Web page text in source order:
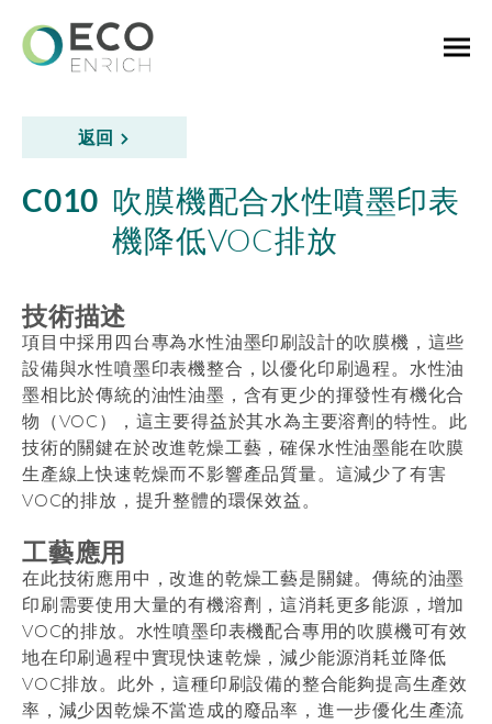
返回
C010 吹膜機配合水性噴墨印表
機降低VOC排放
技術描述
項目中採用四台專為水性油墨印刷設計的吹膜機，這些
設備與水性噴墨印表機整合，以優化印刷過程。水性油
墨相比於傳統的油性油墨，含有更少的揮發性有機化合
物（VOC），這主要得益於其水為主要溶劑的特性。此
技術的關鍵在於改進乾燥工藝，確保水性油墨能在吹膜
生產線上快速乾燥而不影響產品質量。這減少了有害
VOC的排放，提升整體的環保效益。
工藝應用
在此技術應用中，改進的乾燥工藝是關鍵。傳統的油墨
印刷需要使用大量的有機溶劑，這消耗更多能源，增加
VOC的排放。水性噴墨印表機配合專用的吹膜機可有效
地在印刷過程中實現快速乾燥，減少能源消耗並降低
VOC排放。此外，這種印刷設備的整合能夠提高生產效
率，減少因乾燥不當造成的廢品率，進一步優化生產流